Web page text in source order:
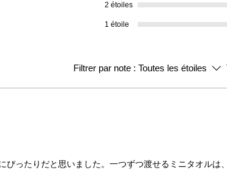
2 étoiles
1 étoile
Filtrer par note : Toutes les étoiles
ぴったりだと思いました。一つずつ渡せるミニタオルは